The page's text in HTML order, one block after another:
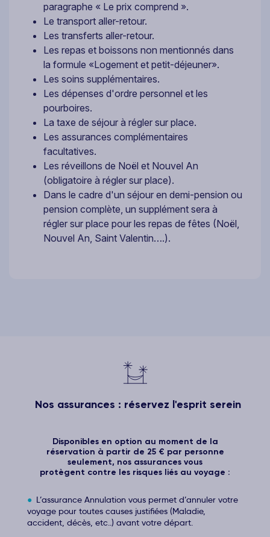
paragraphe « Le prix comprend ».
Le transport aller-retour.
Les transferts aller-retour.
Les repas et boissons non mentionnés dans
la formule «Logement et petit-déjeuner».
Les soins supplémentaires.
Les dépenses d'ordre personnel et les
pourboires.
La taxe de séjour à régler sur place.
Les assurances complémentaires
facultatives.
Les réveillons de Noël et Nouvel An
(obligatoire à régler sur place).
Dans le cadre d'un séjour en demi-pension ou
pension complète, un supplément sera à
régler sur place pour les repas de fêtes (Noël,
Nouvel An, Saint Valentin….).
Nos assurances : réservez l'esprit serein
Disponibles en option au moment de la
réservation à partir de 25 € par personne
seulement, nos assurances vous
protègent contre les risques liés au voyage :
L’assurance Annulation vous permet d’annuler votre
voyage pour toutes causes justifiées (Maladie,
accident, décès, etc..) avant votre départ.